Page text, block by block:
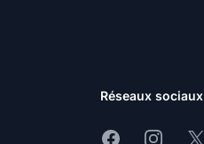
Réseaux sociaux
FacebookInstagram
X